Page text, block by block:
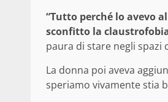
“Tutto perché lo avevo
sconfitto la
paura di stare negli spazi
La donna poi aveva
speriamo vivamente stia